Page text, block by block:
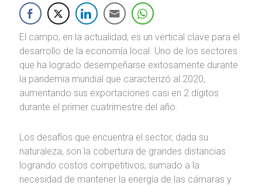
El campo, en la actualidad, es un vertical clave para el
desarrollo de la economía local. Uno de los sectores
que ha logrado desempeñarse exitosamente durante
la pandemia mundial que caracterizó al 2020,
aumentando sus exportaciones casi en 2 dígitos
durante el primer cuatrimestre del año.
Los desafíos que encuentra el sector, dada su
naturaleza, son la cobertura de grandes distancias
logrando costos competitivos, sumado a la
necesidad de mantener la energía de las cámaras y